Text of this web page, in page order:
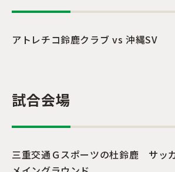
アトレチコ鈴鹿クラブ vs 沖縄SV
試合会場
三重交通Ｇスポーツの杜鈴鹿 サッ